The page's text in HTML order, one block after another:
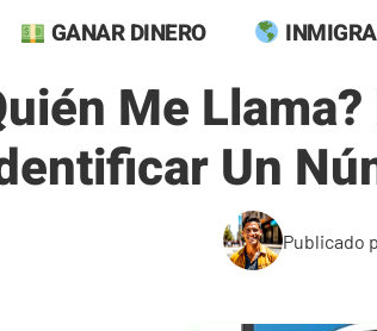
GANAR DINERO
Me
Un
Publicado